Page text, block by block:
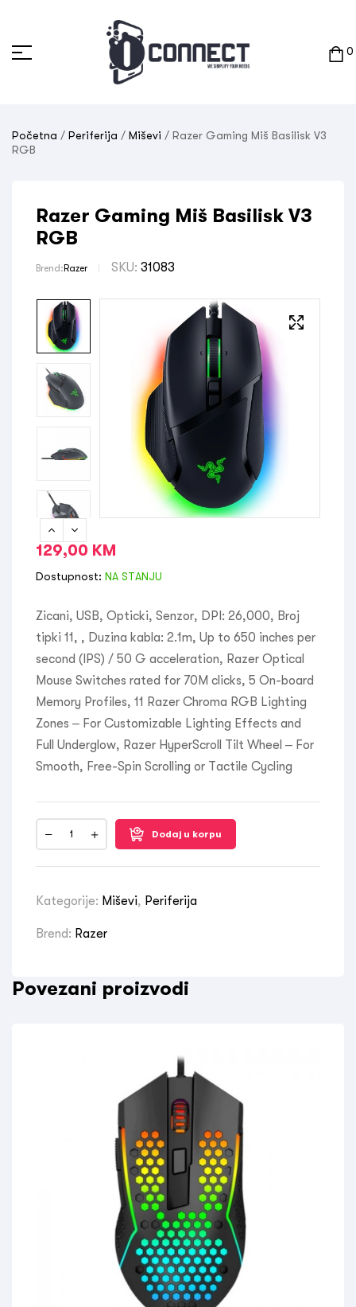
0
Početna / Periferija / Miševi / Razer Gaming Miš Basilisk V3
RGB
Razer Gaming Miš Basilisk V3
RGB
Brend: Razer SKU: 31083
129,00 KM
Dostupnost: NA STANJU
Zicani, USB, Opticki, Senzor, DPI: 26,000, Broj
tipki 11, , Duzina kabla: 2.1m, Up to 650 inches per
second (IPS) / 50 G acceleration, Razer Optical
Mouse Switches rated for 70M clicks, 5 On-board
Memory Profiles, 11 Razer Chroma RGB Lighting
Zones – For Customizable Lighting Effects and
Full Underglow, Razer HyperScroll Tilt Wheel – For
Smooth, Free-Spin Scrolling or Tactile Cycling
Dodaj u korpu
Kategorije: Miševi, Periferija
Brend: Razer
Povezani proizvodi